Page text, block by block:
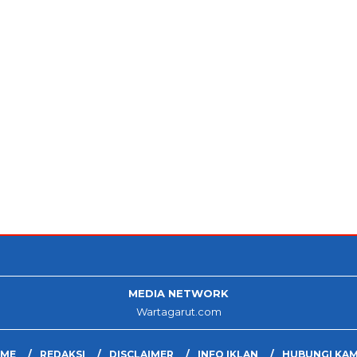
MEDIA NETWORK
Wartagarut.com
REDAKSI DISCLAIMER INFO IKLAN HUBUNGI